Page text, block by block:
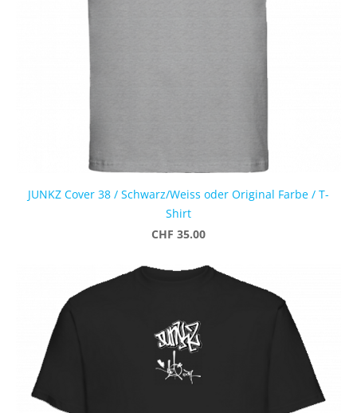
JUNKZ Cover 38 / Schwarz/Weiss oder Original Farbe / T-
Shirt
CHF 35.00